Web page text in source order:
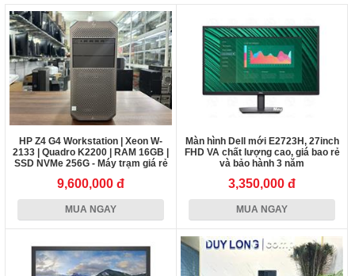
HP Z4 G4 Workstation | Xeon W-
2133 | Quadro K2200 | RAM 16GB |
SSD NVMe 256G - Máy trạm giá rẻ
9,600,000 đ
MUA NGAY
Màn hình Dell mới E2723H, 27inch
FHD VA chất lượng cao, giá bao rẻ
và bảo hành 3 năm
3,350,000 đ
MUA NGAY